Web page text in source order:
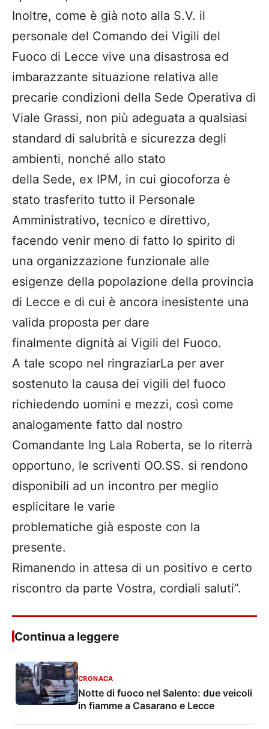
Inoltre, come è già noto alla S.V. il
personale del Comando dei Vigili del
Fuoco di Lecce vive una disastrosa ed
imbarazzante situazione relativa alle
precarie condizioni della Sede Operativa di
Viale Grassi, non più adeguata a qualsiasi
standard di salubrità e sicurezza degli
ambienti, nonché allo stato
della Sede, ex IPM, in cui giocoforza è
stato trasferito tutto il Personale
Amministrativo, tecnico e direttivo,
facendo venir meno di fatto lo spirito di
una organizzazione funzionale alle
esigenze della popolazione della provincia
di Lecce e di cui è ancora inesistente una
valida proposta per dare
finalmente dignità ai Vigili del Fuoco.
A tale scopo nel ringraziarLa per aver
sostenuto la causa dei vigili del fuoco
richiedendo uomini e mezzi, così come
analogamente fatto dal nostro
Comandante Ing Lala Roberta, se lo riterrà
opportuno, le scriventi OO.SS. si rendono
disponibili ad un incontro per meglio
esplicitare le varie
problematiche già esposte con la
presente.
Rimanendo in attesa di un positivo e certo
riscontro da parte Vostra, cordiali saluti”.
Continua a leggere
CRONACA
Notte di fuoco nel Salento: due veicoli
in fiamme a Casarano e Lecce